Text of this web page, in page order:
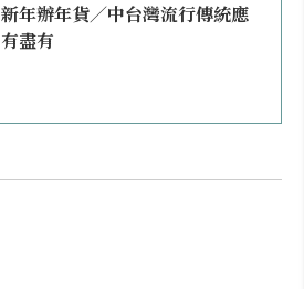
新年辦年貨／中台灣流行傳統應
有盡有